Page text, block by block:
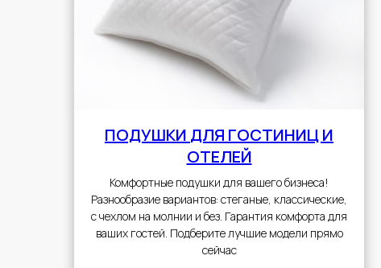
ПОДУШКИ ДЛЯ ГОСТИНИЦ И
ОТЕЛЕЙ
Комфортные подушки для вашего бизнеса!
Разнообразие вариантов: стеганые, классические,
с чехлом на молнии и без. Гарантия комфорта для
ваших гостей. Подберите лучшие модели прямо
сейчас